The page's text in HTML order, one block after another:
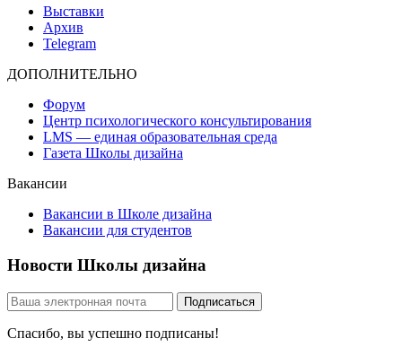
Выставки
Архив
Telegram
ДОПОЛНИТЕЛЬНО
Форум
Центр психологического консультирования
LMS — единая образовательная среда
Газета Школы дизайна
Вакансии
Вакансии в Школе дизайна
Вакансии для студентов
Новости Школы дизайна
Спасибо, вы успешно подписаны!